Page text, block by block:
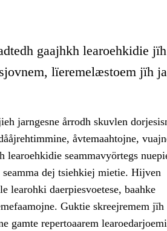
gaajhkh learoehkidie jïh
lïeremelæstoem jïh
jarngesne årrodh skuvlen
åvtemaahtojne,
learoehkidie seammavyörtegs
dej tsiehkiej mietie. Hijven
learohki daerpiesvoetese, baahke
Guktie skreejremem jïh
gamte repertoaarem